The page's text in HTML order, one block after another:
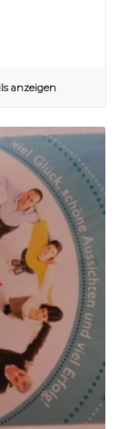
anzeigen